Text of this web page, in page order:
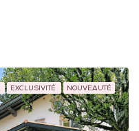
EXCLUSIVITÉ NOUVEAUTÉ